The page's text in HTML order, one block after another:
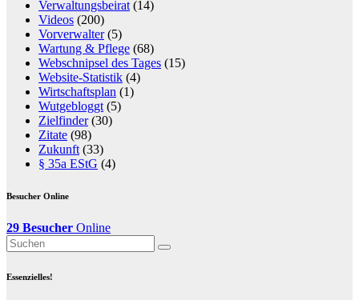
Verwaltungsbeirat (14)
Videos (200)
Vorverwalter(5)
Wartung & Pflege (68)
Webschnipsel des Tages (15)
Website-Statistik (4)
Wirtschaftsplan (1)
Wutgebloggt (5)
Zielfinder(30)
Zitate (98)
Zukunft (33)
§ 35a EStG (4)
Besucher Online
29 Besucher Online
Essenzielles!